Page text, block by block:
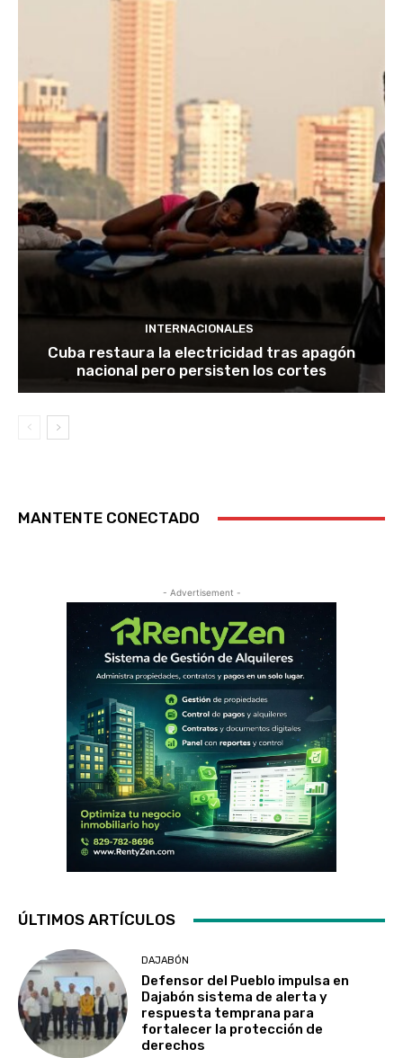
INTERNACIONALES
Cuba restaura la electricidad tras apagón
nacional pero persisten los cortes
MANTENTE CONECTADO
- Advertisement -
ÚLTIMOS ARTÍCULOS
DAJABÓN
Defensor del Pueblo impulsa en
Dajabón sistema de alerta y
respuesta temprana para
fortalecer la protección de
derechos